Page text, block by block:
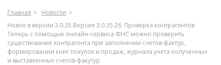
Главная
Новости
Новое в версии 3.0.35 Версия 3.0.35.26 Проверка контрагентов
Теперь с помощью онлайн-сервиса ФНС можно проверить
существование контрагента при заполнении счетов-фактур,
формировании книг покупок и продаж, журнала учета полученных
и выставленных счетов-факутур